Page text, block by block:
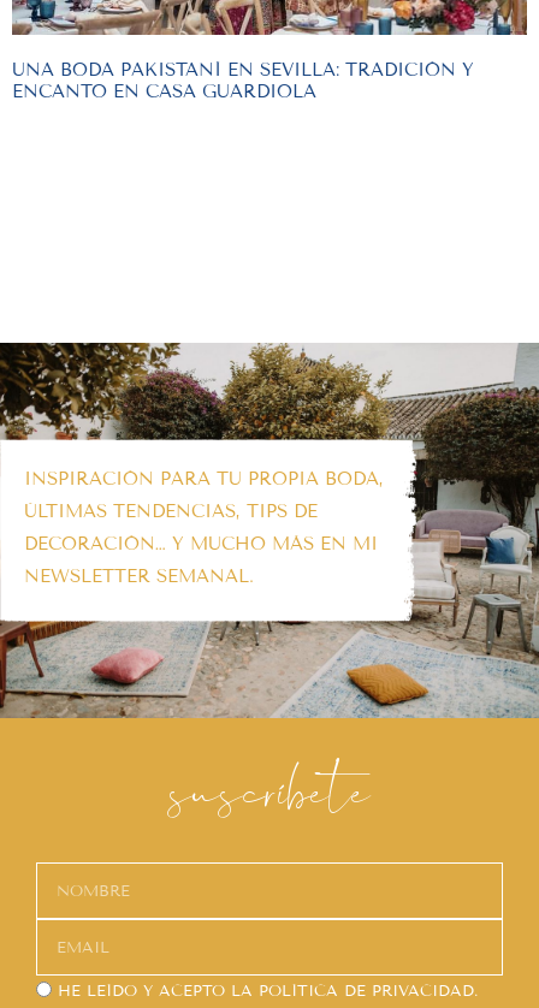
UNA BODA PAKISTANÍ EN SEVILLA: TRADICIÓN Y
ENCANTO EN CASA GUARDIOLA
INSPIRACIÓN PARA TU PROPIA BODA,
ÚLTIMAS TENDENCIAS, TIPS DE
DECORACIÓN… Y MUCHO MÁS EN MI
NEWSLETTER SEMANAL.
suscríbete
HE LEÍDO Y ACEPTO LA POLÍTICA DE PRIVACIDAD.